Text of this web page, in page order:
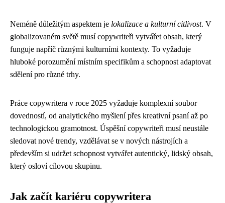
Neméně důležitým aspektem je lokalizace a kulturní citlivost. V
globalizovaném světě musí copywriteři vytvářet obsah, který
funguje napříč různými kulturními kontexty. To vyžaduje
hluboké porozumění místním specifikům a schopnost adaptovat
sdělení pro různé trhy.
Práce copywritera v roce 2025 vyžaduje komplexní soubor
dovedností, od analytického myšlení přes kreativní psaní až po
technologickou gramotnost. Úspěšní copywriteři musí neustále
sledovat nové trendy, vzdělávat se v nových nástrojích a
především si udržet schopnost vytvářet autentický, lidský obsah,
který osloví cílovou skupinu.
Jak začít kariéru copywritera